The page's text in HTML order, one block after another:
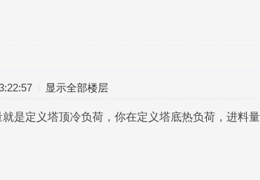
显示全部楼层
是定义塔顶冷负荷，你在定义塔底热负荷，进料